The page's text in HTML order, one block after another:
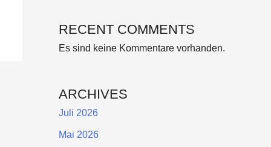
RECENT COMMENTS
Es sind keine Kommentare vorhanden.
ARCHIVES
Juli 2026
Mai 2026